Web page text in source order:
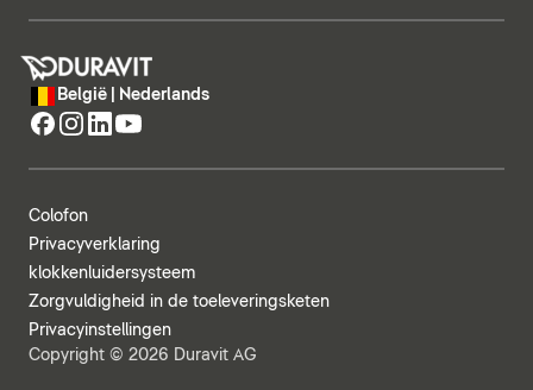
België | Nederlands
Colofon
Privacyverklaring
klokkenluidersysteem
Zorgvuldigheid in de toeleveringsketen
Privacyinstellingen
Copyright © 2026 Duravit AG